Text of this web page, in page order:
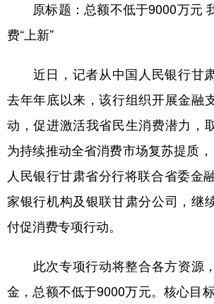
原标题：总额不低于9000万元
费“上新”
近日，记者从中国人民银行甘
去年年底以来，该行组织开展金融
动，促进激活我省民生消费潜力，
为持续推动全省消费市场复苏提质
人民银行甘肃省分行将联合省委金
家银行机构及银联甘肃分公司，继
付促消费专项行动。
此次专项行动将整合各方资源
金，总额不低于9000万元。核心目